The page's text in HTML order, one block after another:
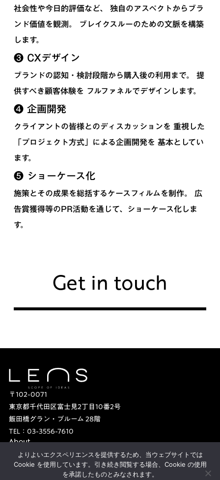
社会性や今日的評価など、 独自のアスペクトからブラ
ンド価値を観測。 ブレイクスルーのための文脈を構築
します。
❸ CXデザイン
ブランドの認知・検討段階から購入後の利用まで。 提
供すべき顧客体験を フルファネルでデザインします。
❹ 企画開発
クライアントの皆様とのディスカッションを 重視した
「プロジェクト方式」による企画開発を 基本としてい
ます。
❺ ショーケース化
施策とその成果を総括するケースフィルムを制作。 広
告賞獲得等のPR活動を通じて、ショーケース化しま
す。
Get in touch
〒102-0071
東京都千代田区富士見2丁目10番2号
飯田橋グラン・ブルーム 28階
TEL： 03-3556-7610
About
Work
Topics
よりよいエクスペリエンスを提供するため、当ウェブサイトでは
Cookie を使用しています。引き続き閲覧する場合、Cookie の使用
を承諾したものとみなされます。